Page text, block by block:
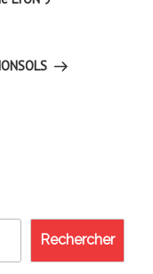
Rechercher